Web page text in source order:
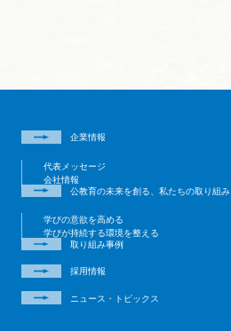
企業情報
代表メッセージ
会社情報
公教育の未来を創る、私たちの取り組み
学びの意欲を高める
学びが持続する環境を整える
取り組み事例
採用情報
ニュース・トピックス